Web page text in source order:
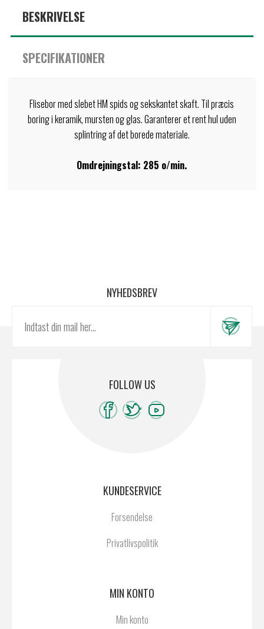
BESKRIVELSE
SPECIFIKATIONER
Flisebor med slebet HM spids og sekskantet skaft. Til præcis
boring i keramik, mursten og glas. Garanterer et rent hul uden
splintring af det borede materiale.
Omdrejningstal: 285 o/min.
NYHEDSBREV
FOLLOW US
KUNDESERVICE
Forsendelse
Privatlivspolitik
MIN KONTO
Min konto